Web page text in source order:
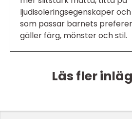
ljudisoleringsegenskaper
som passar barnets
gäller färg, mönster och stil.
Läs fler